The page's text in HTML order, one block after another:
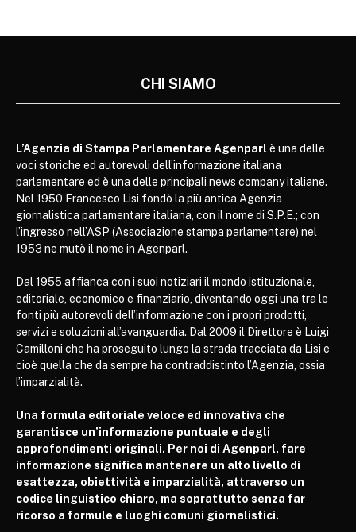
CHI SIAMO
L’Agenzia di Stampa Parlamentare Agenparl è una delle
voci storiche ed autorevoli dell’informazione italiana
parlamentare ed è una delle principali news company italiane.
Nel 1950 Francesco Lisi fondò la più antica Agenzia
giornalistica parlamentare italiana, con il nome di S.P.E.; con
l’ingresso nell’ASP (Associazione stampa parlamentare) nel
1953 ne mutò il nome in Agenparl.
Dal 1955 affianca con i suoi notiziari il mondo istituzionale,
editoriale, economico e finanziario, diventando oggi una tra le
fonti più autorevoli dell’informazione con i propri prodotti,
servizi e soluzioni all’avanguardia. Dal 2009 il Direttore è Luigi
Camilloni che ha proseguito lungo la strada tracciata da Lisi e
cioè quella che da sempre ha contraddistinto l’Agenzia, ossia
l’imparzialità.
Una formula editoriale veloce ed innovativa che
garantisce un’informazione puntuale e degli
approfondimenti originali. Per noi di Agenparl, fare
informazione significa mantenere un alto livello di
esattezza, obiettività e imparzialità, attraverso un
codice linguistico chiaro, ma soprattutto senza far
ricorso a formule e luoghi comuni giornalistici.